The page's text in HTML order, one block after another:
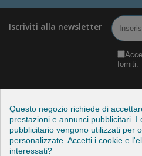
Iscriviti alla newsletter
forniti.
Categorie
Questo negozio richiede di
prestazioni e annunci pubblicitari.
pubblicitario vengono utilizzati per
personalizzate. Accetti i cookie e
interessati?